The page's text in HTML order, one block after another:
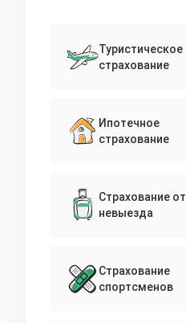
Туристическое
страхование
Ипотечное
страхование
Страхование от
невыезда
Страхование
спортсменов